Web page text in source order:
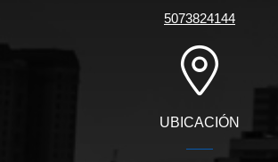
5073824144
UBICACIÓN